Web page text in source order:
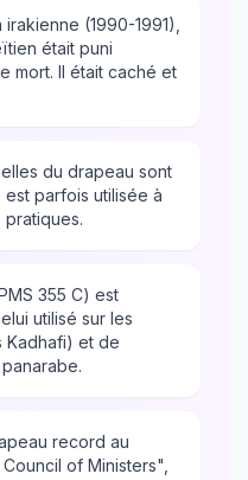
(1990-1991),
était puni
mort. Il était caché et
du drapeau sont
est parfois utilisée à
355 C) est
utilisé sur les
Kadhafi) et de
record au
of Ministers",